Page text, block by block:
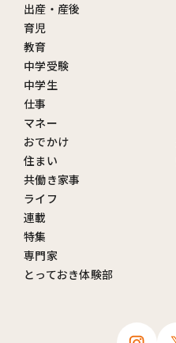
出産・産後
育児
教育
中学受験
中学生
仕事
マネー
おでかけ
住まい
共働き家事
ライフ
連載
特集
専門家
とっておき体験部